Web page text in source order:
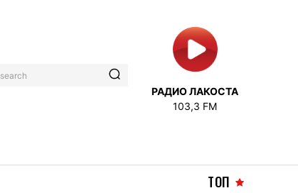
search
РАДИО ЛАКОСТА
103,3 FM
ТОП